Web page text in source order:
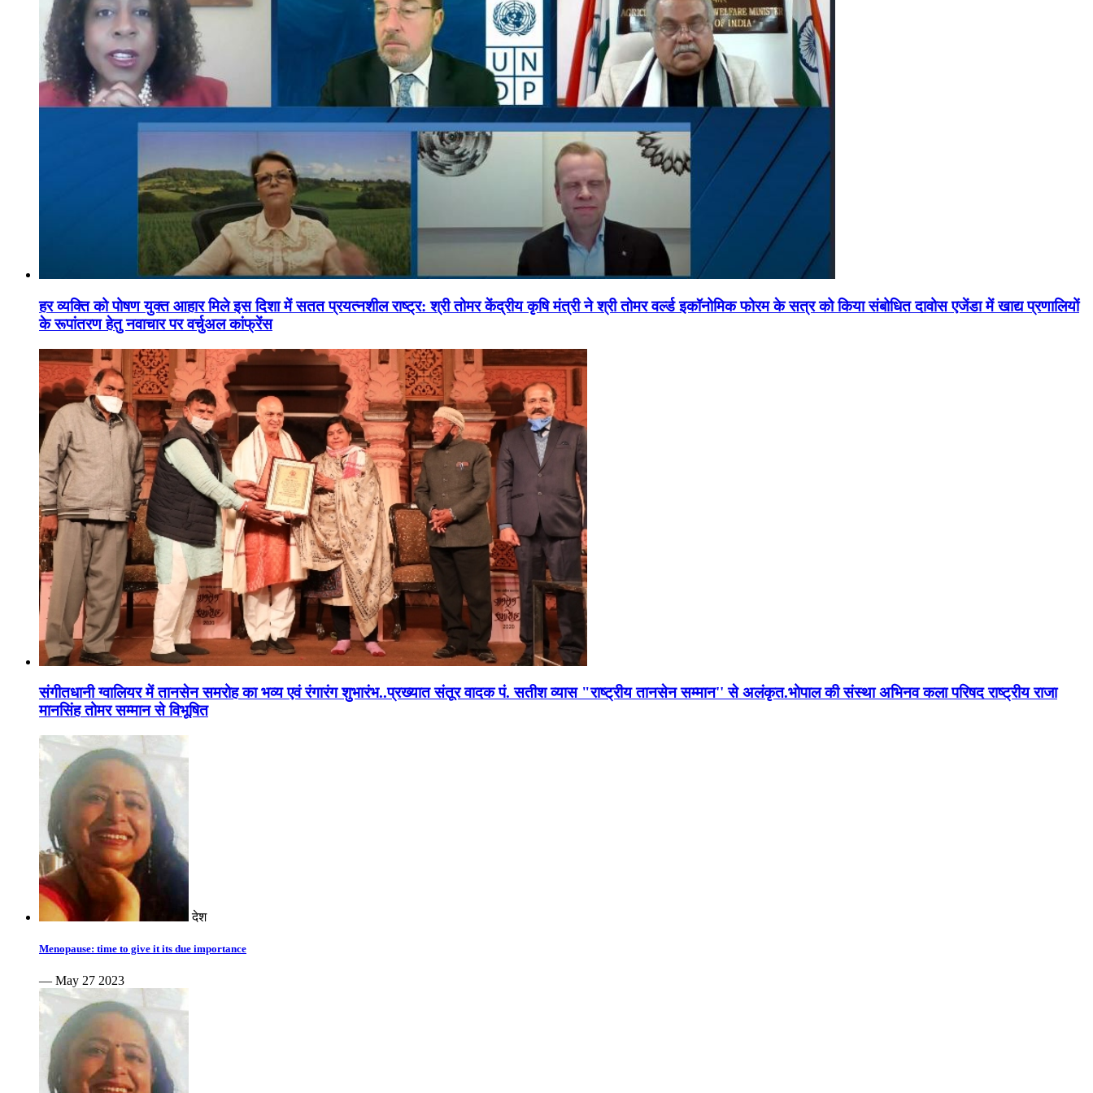
हर व्यक्ति को पोषण युक्त आहार मिले इस दिशा में सतत प्रयत्नशील राष्ट्र: श्री तोमर केंद्रीय कृषि मंत्री ने श्री तोमर वर्ल्ड इकॉनोमिक फोरम के सत्र को किया संबोधित दावोस एजेंडा में खाद्य प्रणालियों
के रूपांतरण हेतु नवाचार पर वर्चुअल कांफ्रेंस
संगीतधानी ग्वालियर में तानसेन समरोह का भव्य एवं रंगारंग शुभारंभ..प्रख्यात संतूर वादक पं. सतीश व्यास "राष्ट्रीय तानसेन सम्मान'' से अलंकृत.भोपाल की संस्था अभिनव कला परिषद राष्ट्रीय राजा
मानसिंह तोमर सम्मान से विभूषित
देश
Menopause: time to give it its due importance
— May 27 2023